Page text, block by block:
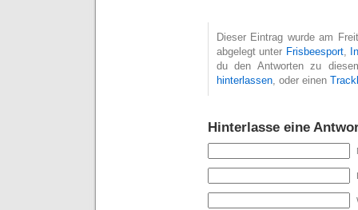
Dieser Eintrag wurde am
abgelegt unter Frisbeesport,
du den Antworten zu
hinterlassen , oder einen
Hinterlasse eine